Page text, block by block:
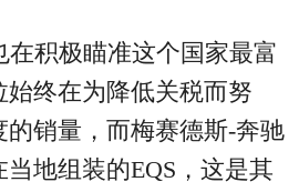
在积极瞄准这个国家最富
终在为降低关税而努
的销量，而梅赛德斯-奔驰
地组装的EQS，这是其